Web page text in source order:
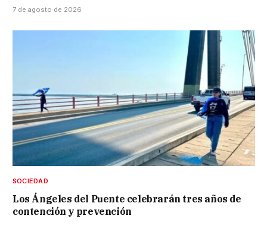
7 de agosto de 2026
SOCIEDAD
Los Ángeles del Puente celebrarán tres años de
contención y prevención